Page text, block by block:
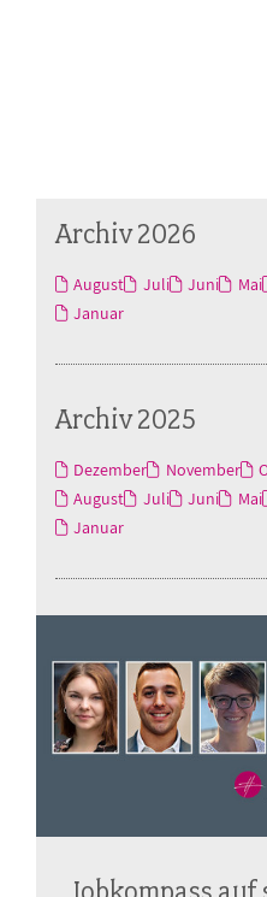
Archiv 2026
August Juli Juni Mai
Januar
Archiv 2025
Dezember November
August
Juli Juni Mai
Januar